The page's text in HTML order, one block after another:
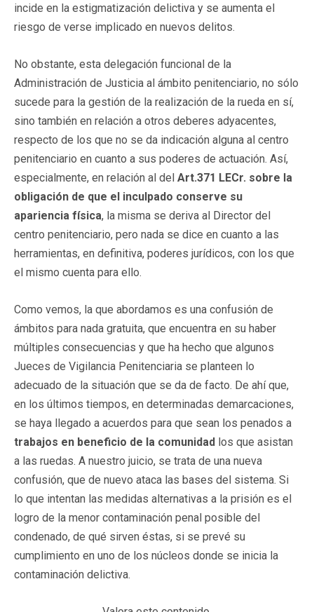
incide en la estigmatización delictiva y se aumenta el
riesgo de verse implicado en nuevos delitos.
No obstante, esta delegación funcional de la
Administración de Justicia al ámbito penitenciario, no sólo
sucede para la gestión de la realización de la rueda en sí,
sino también en relación a otros deberes adyacentes,
respecto de los que no se da indicación alguna al centro
penitenciario en cuanto a sus poderes de actuación. Así,
especialmente, en relación al del Art.371 LECr. sobre la
obligación de que el inculpado conserve su
apariencia física, la misma se deriva al Director del
centro penitenciario, pero nada se dice en cuanto a las
herramientas, en definitiva, poderes jurídicos, con los que
el mismo cuenta para ello.
Como vemos, la que abordamos es una confusión de
ámbitos para nada gratuita, que encuentra en su haber
múltiples consecuencias y que ha hecho que algunos
Jueces de Vigilancia Penitenciaria se planteen lo
adecuado de la situación que se da de facto. De ahí que,
en los últimos tiempos, en determinadas demarcaciones,
se haya llegado a acuerdos para que sean los penados a
trabajos en beneficio de la comunidad los que asistan
a las ruedas. A nuestro juicio, se trata de una nueva
confusión, que de nuevo ataca las bases del sistema. Si
lo que intentan las medidas alternativas a la prisión es el
logro de la menor contaminación penal posible del
condenado, de qué sirven éstas, si se prevé su
cumplimiento en uno de los núcleos donde se inicia la
contaminación delictiva.